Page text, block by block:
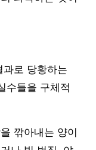
로 당황하는
수들을 구체적
깎아내는 양이